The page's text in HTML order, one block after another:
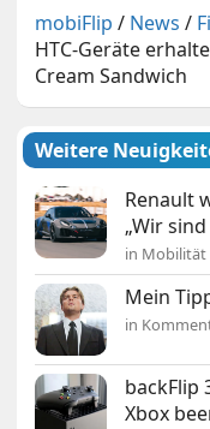
mobiFlip / News /
HTC-Geräte
Cream Sandwich
Weitere
Renault
„Wir
in Mobilität
Mein
in
backFlip
Xbox